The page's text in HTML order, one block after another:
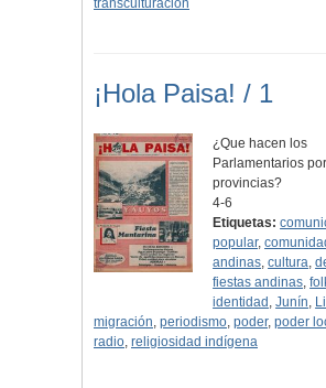
transculturación
¡Hola Paisa! / 1
¿Que hacen los
Parlamentarios
provincias?
4-6
Etiquetas:
popular,
andinas,cultura,
fiestas andinas,
identidad ,Junín,
migración, periodismo, poder, poder
radio, religiosidad indígena